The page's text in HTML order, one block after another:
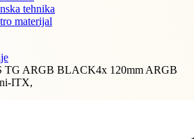
tehnika
materijal
TG ARGB BLACK4x 120mm ARGB
ITX,